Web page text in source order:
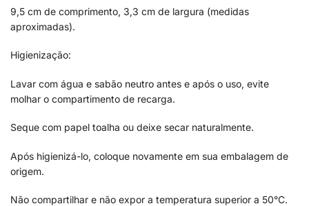
9,5 cm de comprimento, 3,3 cm de largura (medidas
aproximadas).
Higienização:
Lavar com água e sabão neutro antes e após o uso, evite
molhar o compartimento de recarga.
Seque com papel toalha ou deixe secar naturalmente.
Após higienizá-lo, coloque novamente em sua embalagem de
origem.
Não compartilhar e não expor a temperatura superior a 50°C.